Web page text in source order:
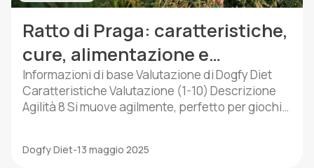
Ratto di Praga: caratteristiche,
cure, alimentazione e
temperamento
Informazioni di base Valutazione di Dogfy Diet
Caratteristiche Valutazione (1-10) Descrizione
Agilità 8 Si muove agilmente, perfetto per giochi
famiglia. Fedeltà 9 Crea legami profondi con i
Dogfy Diet-13 maggio 2025